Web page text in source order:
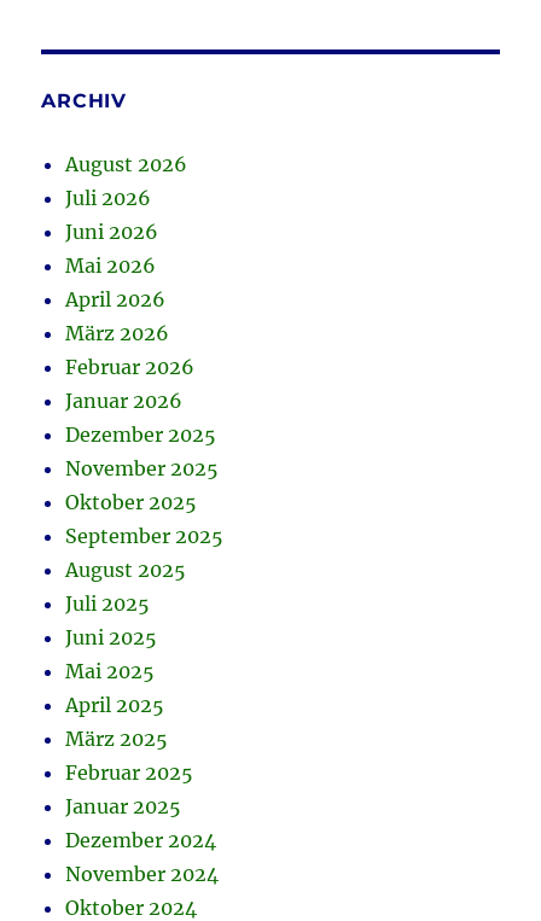
ARCHIV
August 2026
Juli 2026
Juni 2026
Mai 2026
April 2026
März 2026
Februar 2026
Januar 2026
Dezember 2025
November 2025
Oktober 2025
September 2025
August 2025
Juli 2025
Juni 2025
Mai 2025
April 2025
März 2025
Februar 2025
Januar 2025
Dezember 2024
November 2024
Oktober 2024